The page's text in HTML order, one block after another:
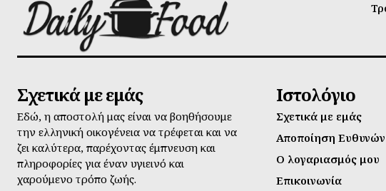
Σχετικά με εμάς
Εδώ, η αποστολή μας είναι να βοηθήσουμε
την ελληνική οικογένεια να τρέφεται και να
ζει καλύτερα, παρέχοντας έμπνευση και
πληροφορίες για έναν υγιεινό και
χαρούμενο τρόπο ζωής.
Ιστολόγιο
Σχετικά με εμάς
Αποποίηση Ευθυνών
Ο λογαριασμός μου
Επικοινωνία